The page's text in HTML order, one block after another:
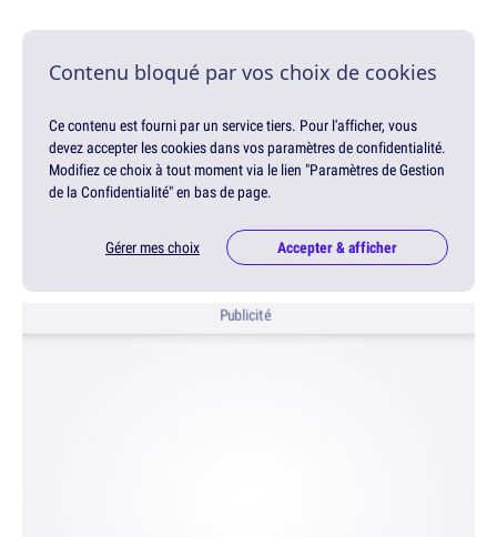
Contenu bloqué par vos choix de cookies
Ce contenu est fourni par un service tiers. Pour l'afficher, vous
devez accepter les cookies dans vos paramètres de confidentialité.
Modifiez ce choix à tout moment via le lien "Paramètres de Gestion
de la Confidentialité" en bas de page.
Gérer mes choix Accepter & afficher
Publicité